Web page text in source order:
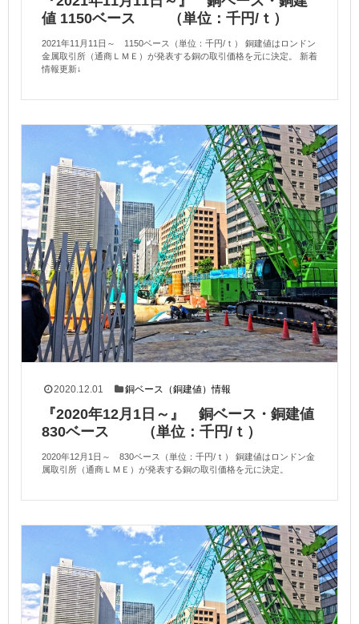
値 1150ベース （単位：千円/ｔ）
2021年11月11日～ 1150ベース（単位：千円/ｔ） 銅建値はロンドン
金属取引所（通商ＬＭＥ）が発表する銅の取引価格を元に決定。 新着
情報更新↓
2020.12.01 銅ベース（銅建値）情報
『2020年12月1日～』 銅ベース・銅建値
830ベース （単位：千円/ｔ）
2020年12月1日～ 830ベース（単位：千円/ｔ） 銅建値はロンドン金
属取引所（通商ＬＭＥ）が発表する銅の取引価格を元に決定。